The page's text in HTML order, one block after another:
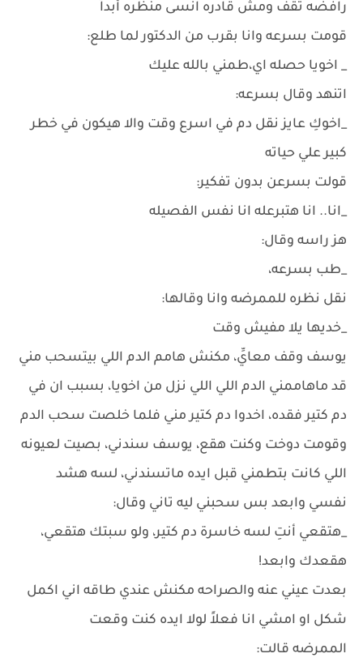
رافضه تقف ومش قادره انسى منظره أبداً
قومت بسرعه وانا بقرب من الدكتور لما طلع:
_ اخويا حصله اي،طمني بالله عليك
اتنهد وقال بسرعه:
_اخوكِ عايز نقل دم في اسرع وقت والا هيكون في خطر
كبير علي حياته
قولت بسرعن بدون تفكير:
_انا.. انا هتبرعله انا نفس الفصيله
هز راسه وقال:
_طب بسرعه،
نقل نظره للممرضه وانا وقالها:
_خديها يلا مفيش وقت
يوسف وقف معايِّ، مكنش هامم الدم اللي بيتسحب مني
قد ماهاممني الدم اللي اللي نزل من اخويا، بسبب ان في
دم كتير فقده، اخدوا دم كتير مني فلما خلصت سحب الدم
وقومت دوخت وكنت هقع، يوسف سندني، بصيت لعيونه
اللي كانت بتطمني قبل ايده ماتسندني، لسه هشد
نفسي وابعد بس سحبني ليه تاني وقال:
_هتقعي أنتِ لسه خاسرة دم كتير، ولو سبتك هتقعي،
هقعدك وابعد!
بعدت عيني عنه والصراحه مكنش عندي طاقه اني اكمل
شكل او امشي انا فعلاً لولا ايده كنت وقعت
الممرضه قالت: